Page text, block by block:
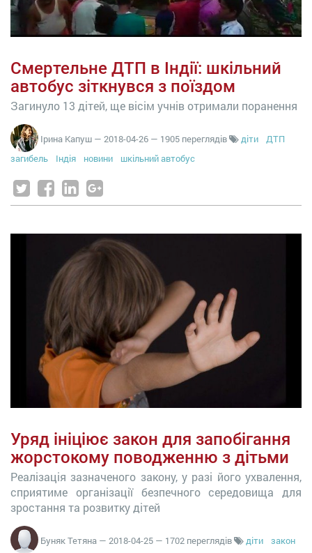
Смертельне ДТП в Індії: шкільний
автобус зіткнувся з поїздом
Загинуло 13 дітей, ще вісім учнів отримали поранення
Ірина Капуш — 2018-04-26 — 1905 переглядів діти
ДТП
загибель
Індія новини шкільний автобус
Уряд ініціює закон для запобігання
жорстокому поводженню з дітьми
Реалізація зазначеного закону, у разі його ухвалення,
сприятиме організації безпечного середовища для
зростання та розвитку дітей
Буняк Тетяна — 2018-04-25 — 1702 переглядів діти
закон